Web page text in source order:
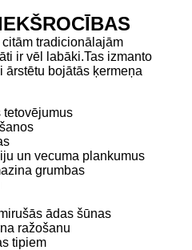
tradicionālajām
ir vēl labāki.Tas izmanto
ārstētu bojātās ķermeņa
tetovējumus
un vecuma plankumus
grumbas
ādas šūnas
ražošanu
tipiem